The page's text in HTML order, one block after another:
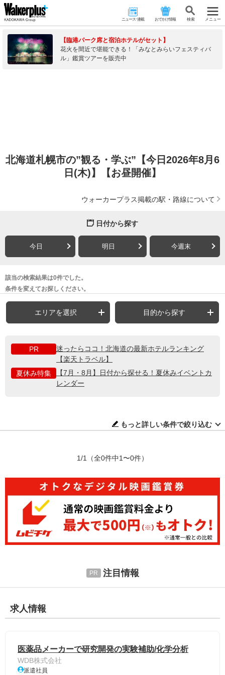
ニュース･連載 おでかけ情報 検 索 メニュー
【臨港パーク席と宿泊ホテルがセット】
花火を間近で堪能できる！「みなとみらいフェスティバ
ル」鑑賞ツアーを販売中
北海道札幌市の”観る・学ぶ”【今日2026年8月6
日(木)】【お昼開催】
ウォーカープラス掲載の駅・路線について
日付から探す
今日 明日 今週末
該当の検索結果は0件でした。
条件を変えてお探しください。
エリアを選択 目的から探す
PR
迷ったらココ！北海道の最新ホテルランキング
【楽天トラベル】
夏休み特集
【7月・8月】日付から探せる！夏休みイベントカ
レンダー
もっと詳しい条件で絞り込む
1/1 （全0件中1〜0件）
注目情報
求人情報
医薬品メーカーで研究開発の実験補助/化学分析
WDB株式会社
派遣社員